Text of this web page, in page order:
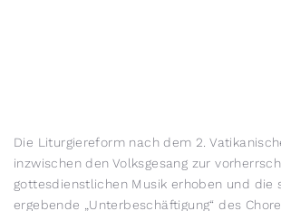
Die Liturgiereform nach dem 2.
inzwischen den Volksgesang zur
gottesdienstlichen Musik erhoben und die
ergebende „Unterbeschäftigung“ des